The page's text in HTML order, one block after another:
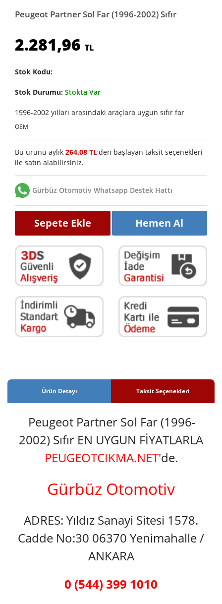
Peugeot Partner Sol Far (1996-2002) Sıfır
2.281,96 TL
Stok Kodu:
Stok Durumu: Stokta Var
1996-2002 yılları arasındaki araçlara uygun sıfır far
OEM
Bu ürünü aylık 264.08 TL'den başlayan taksit seçenekleri
ile satın alabilirsiniz.
Gürbüz Otomotiv Whatsapp Destek Hattı
Sepete Ekle Hemen Al
Ürün Detayı Taksit Seçenekleri
Peugeot Partner Sol Far (1996-
2002) Sıfır EN UYGUN FİYATLARLA
PEUGEOTCIKMA.NET'de.
Gürbüz Otomotiv
ADRES: Yıldız Sanayi Sitesi 1578.
Cadde No:30 06370 Yenimahalle /
ANKARA
0 (544) 399 1010